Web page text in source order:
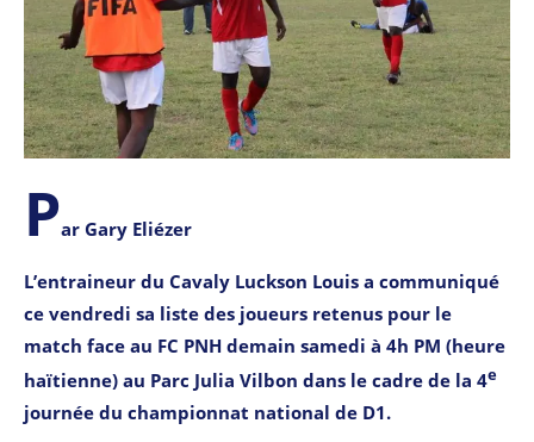
Par Gary Eliézer
L’entraineur du Cavaly Luckson Louis a communiqué
ce vendredi sa liste des joueurs retenus pour le
match face au FC PNH demain samedi à 4h PM (heure
haïtienne) au Parc Julia Vilbon dans le cadre de la 4e
journée du championnat national de D1.